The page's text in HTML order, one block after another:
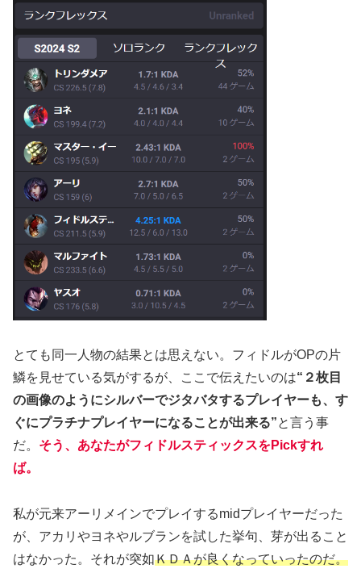
とても同一人物の結果とは思えない。フィドルがOPの片
鱗を見せている気がするが、ここで伝えたいのは“２枚目
の画像のようにシルバーでジタバタするプレイヤーも、す
ぐにプラチナプレイヤーになることが出来る”と言う事
だ。 そう、あなたがフィドルスティックスをPickすれ
ば。
私が元来アーリメインでプレイするmidプレイヤーだった
が、アカリやヨネやルブランを試した挙句、芽が出ること
はなかった。それが突如ＫＤＡが良くなっていったのだ。